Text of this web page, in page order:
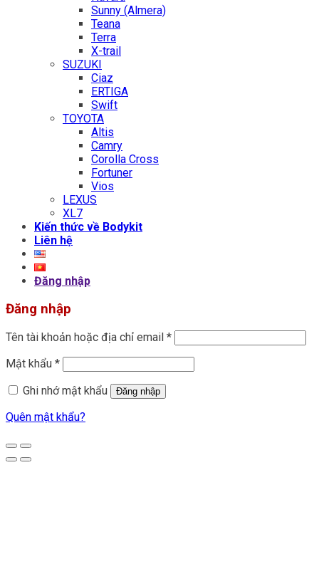
Sunny (Almera)
Teana
Terra
X-trail
SUZUKI
Ciaz
ERTIGA
Swift
TOYOTA
Altis
Camry
Corolla Cross
Fortuner
Vios
LEXUS
XL7
Kiến thức về Bodykit
Liên hệ
Đăng nhập
Đăng nhập
Tên tài khoản hoặc địa chỉ email *
Mật khẩu *
Ghi nhớ mật khẩu
Đăng nhập
Quên mật khẩu?